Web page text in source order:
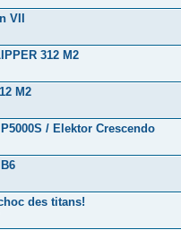
VII
312 M2
M2
/ Elektor Crescendo
des titans!